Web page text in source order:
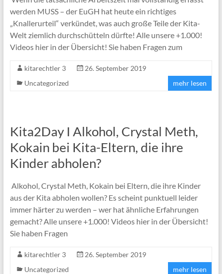
werden MUSS – der EuGH hat heute ein richtiges
„Knallerurteil“ verkündet, was auch große Teile der Kita-
Welt ziemlich durchschütteln dürfte! Alle unsere +1.000!
Videos hier in der Übersicht! Sie haben Fragen zum
kitarechtler 3
26. September 2019
Uncategorized
mehr lesen
Kita2Day I Alkohol, Crystal Meth,
Kokain bei Kita-Eltern, die ihre
Kinder abholen?
Alkohol, Crystal Meth, Kokain bei Eltern, die ihre Kinder
aus der Kita abholen wollen? Es scheint punktuell leider
immer härter zu werden – wer hat ähnliche Erfahrungen
gemacht? Alle unsere +1.000! Videos hier in der Übersicht!
Sie haben Fragen
kitarechtler 3
26. September 2019
Uncategorized
mehr lesen